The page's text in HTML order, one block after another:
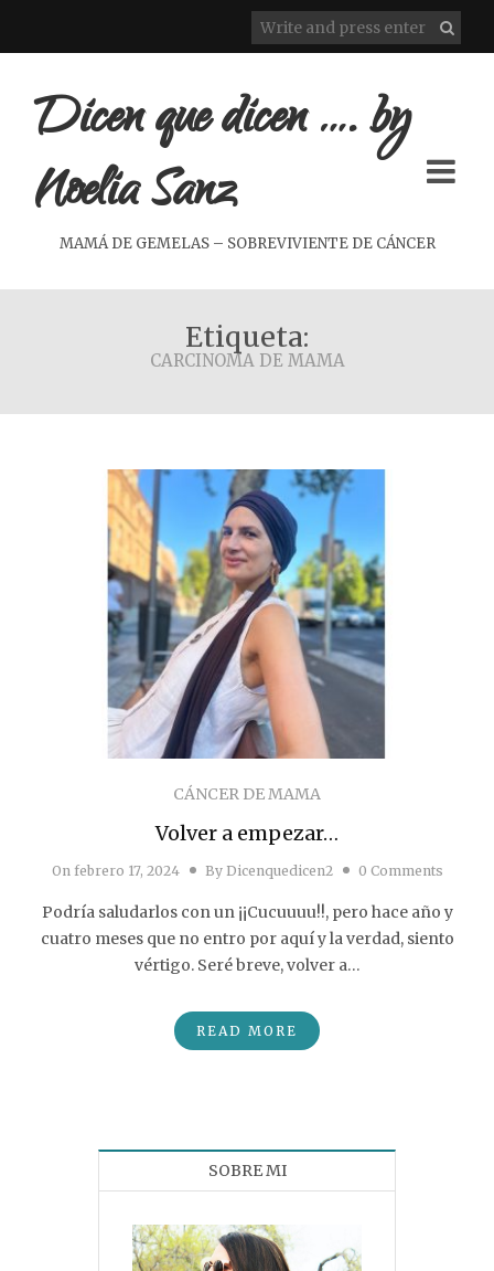
Dicen que dicen …. by
Noelia Sanz
MAMÁ DE GEMELAS – SOBREVIVIENTE DE CÁNCER
Etiqueta:
CARCINOMA DE MAMA
CÁNCER DE MAMA
Volver a empezar…
On febrero 17, 2024 By Dicenquedicen2 0 Comments
Podría saludarlos con un ¡¡Cucuuuu!!, pero hace año y
cuatro meses que no entro por aquí y la verdad, siento
vértigo. Seré breve, volver a…
READ MORE
SOBRE MI